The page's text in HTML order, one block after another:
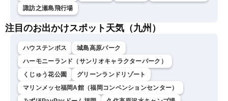
諏訪之瀬島飛行場
注目のお出かけスポット天気（九州）
ハウステンボス
城島高原パーク
ハーモニーランド（サンリオキャラクターパーク）
くじゅう花公園
グリーンランドリゾート
マリンメッセ福岡A館（福岡コンベンションセンター）